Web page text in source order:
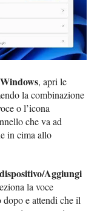
Windows, apri le
la combinazione
o l’icona
che va ad
in cima allo
Aggiungi
la voce
dopo e attendi che il